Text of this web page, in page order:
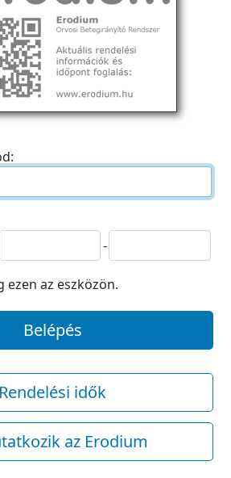
-
ezen az eszközön.
Belépés
Rendelési idők
az Erodium